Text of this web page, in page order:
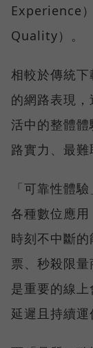
Experience
Quality）。
相較於傳統
的網路表現
活中的整體
路實力、最難
「可靠性體
各種數位應
時刻不中斷
票、秒殺限
是重要的線
延遲且持續運